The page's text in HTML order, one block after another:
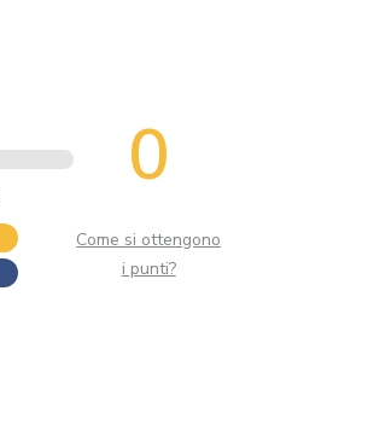
0
Come si ottengono
i punti?